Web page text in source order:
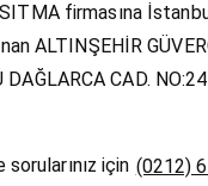
firmasına
ALTINŞEHİR
DAĞLARCA CAD.
için (0212)